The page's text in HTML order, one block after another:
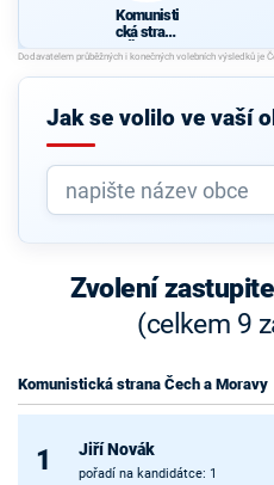
Komunisti
cká strana
Čech a
Moravy
Jak se volilo ve vaší
Zvolení
(celkem 9
Komunistická strana Čech a Moravy
1 Jiří Novák
pořadí na kandidátce: 1